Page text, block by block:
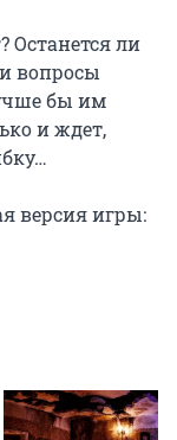
Останется ли
вопросы
бы им
и ждет,
версия игры: